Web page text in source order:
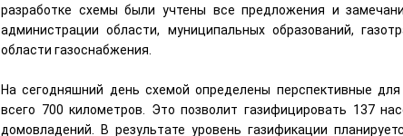
разработке схемы были учтены все предложения и
администрации области, муниципальных образований,
области газоснабжения.
На сегодняшний день схемой определены перспективные
всего 700 километров. Это позволит газифицировать 137
домовладений. В результате уровень газификации